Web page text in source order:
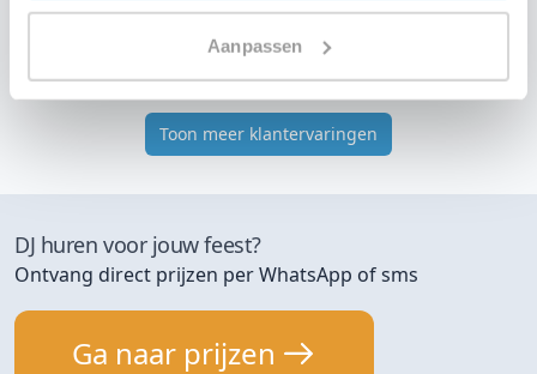
Aanpassen
en Joost
Toon meer klantervaringen
DJ huren voor jouw feest?
Ontvang direct prijzen per WhatsApp of sms
Ga naar prijzen